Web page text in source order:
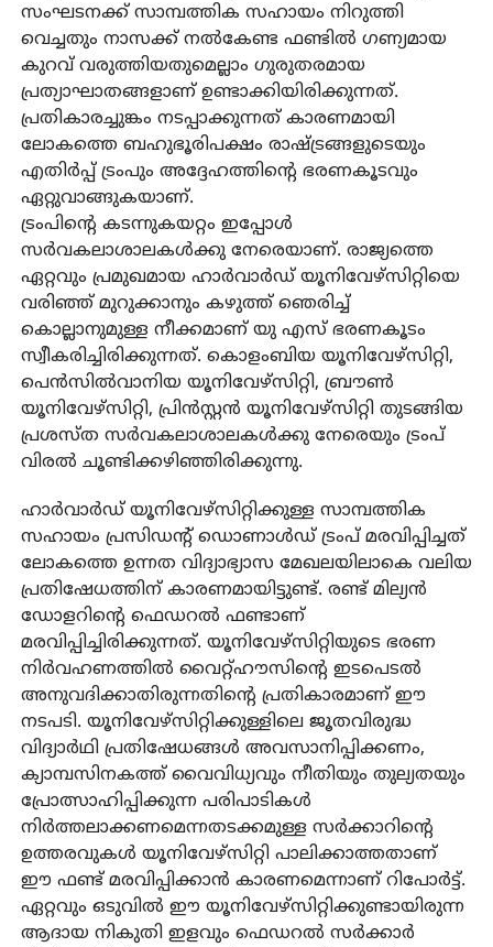
സംഘടനക്ക് സാമ്പത്തിക സഹായം നിറുത്തി
വെച്ചതും നാസക്ക് നല്‍കേണ്ട ഫണ്ടില്‍ ഗണ്യമായ
കുറവ് വരുത്തിയതുമെല്ലാം ഗുരുതരമായ
പ്രത്യാഘാതങ്ങളാണ് ഉണ്ടാക്കിയിരിക്കുന്നത്.
പ്രതികാരച്ചുങ്കം നടപ്പാക്കുന്നത് കാരണമായി
ലോകത്തെ ബഹുഭൂരിപക്ഷം രാഷ്ട്രങ്ങളുടെയും
എതിര്‍പ്പ് ട്രംപും അദ്ദേഹത്തിന്റെ ഭരണകൂടവും
ഏറ്റുവാങ്ങുകയാണ്.
ട്രംപിന്റെ കടന്നുകയറ്റം ഇപ്പോള്‍
സര്‍വകലാശാലകള്‍ക്കു നേരെയാണ്. രാജ്യത്തെ
ഏറ്റവും പ്രമുഖമായ ഹാര്‍വാര്‍ഡ് യൂനിവേഴ്‌സിറ്റിയെ
വരിഞ്ഞ് മുറുക്കാനും കഴുത്ത് ഞെരിച്ച്
കൊല്ലാനുമുള്ള നീക്കമാണ് യു എസ് ഭരണകൂടം
സ്വീകരിച്ചിരിക്കുന്നത്. കൊളംബിയ യൂനിവേഴ്‌സിറ്റി,
പെന്‍സില്‍വാനിയ യൂനിവേഴ്‌സിറ്റി, ബ്രൗണ്‍
യൂനിവേഴ്‌സിറ്റി, പ്രിന്‍സ്റ്റന്‍ യൂനിവേഴ്‌സിറ്റി തുടങ്ങിയ
പ്രശസ്ത സര്‍വകലാശാലകള്‍ക്കു നേരെയും ട്രംപ്
വിരല്‍ ചൂണ്ടിക്കഴിഞ്ഞിരിക്കുന്നു.
ഹാര്‍വാര്‍ഡ് യൂനിവേഴ്‌സിറ്റിക്കുള്ള സാമ്പത്തിക
സഹായം പ്രസിഡന്റ് ഡൊണാള്‍ഡ് ട്രംപ് മരവിപ്പിച്ചത്
ലോകത്തെ ഉന്നത വിദ്യാഭ്യാസ മേഖലയിലാകെ വലിയ
പ്രതിഷേധത്തിന് കാരണമായിട്ടുണ്ട്. രണ്ട് മില്യന്‍
ഡോളറിന്റെ ഫെഡറല്‍ ഫണ്ടാണ്
മരവിപ്പിച്ചിരിക്കുന്നത്. യൂനിവേഴ്‌സിറ്റിയുടെ ഭരണ
നിര്‍വഹണത്തില്‍ വൈറ്റ്ഹൗസിന്റെ ഇടപെടല്‍
അനുവദിക്കാതിരുന്നതിന്റെ പ്രതികാരമാണ് ഈ
നടപടി. യൂനിവേഴ്‌സിറ്റിക്കുള്ളിലെ ജൂതവിരുദ്ധ
വിദ്യാര്‍ഥി പ്രതിഷേധങ്ങള്‍ അവസാനിപ്പിക്കണം,
ക്യാമ്പസിനകത്ത് വൈവിധ്യവും നീതിയും തുല്യതയും
പ്രോത്സാഹിപ്പിക്കുന്ന പരിപാടികള്‍
നിര്‍ത്തലാക്കണമെന്നതടക്കമുള്ള സര്‍ക്കാറിന്റെ
ഉത്തരവുകള്‍ യൂനിവേഴ്‌സിറ്റി പാലിക്കാത്തതാണ്
ഈ ഫണ്ട് മരവിപ്പിക്കാന്‍ കാരണമെന്നാണ് റിപോര്‍ട്ട്.
ഏറ്റവും ഒടുവില്‍ ഈ യൂനിവേഴ്‌സിറ്റിക്കുണ്ടായിരുന്ന
ആദായ നികുതി ഇളവും ഫെഡറല്‍ സര്‍ക്കാര്‍